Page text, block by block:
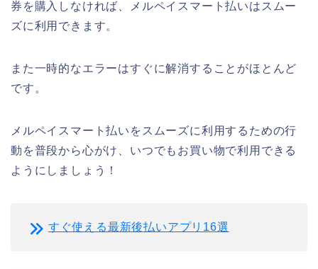
券を購入しなければ、メルペイスマート払いはスムー
ズに利用できます。
また一時的なエラーはすぐに解消することがほとんど
です。
メルペイスマート払いをスムーズに利用するための行
動を普段から心がけ、いつでもお買い物で利用できる
ようにしましょう！
すぐ使える最新後払いアプリ16選